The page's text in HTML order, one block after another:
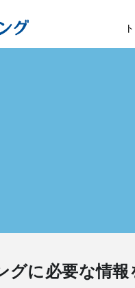
グに必要な情報